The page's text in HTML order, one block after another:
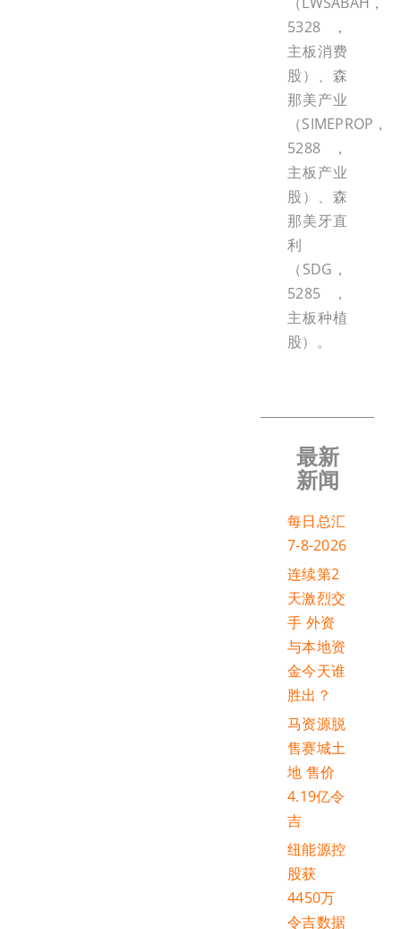
5328，
主板消费
股）、森
那美产业
（SIMEPROP，
5288，
主板产业
股）、森
那美牙直
利
（SDG，
5285，
主板种植
股）。
最新
新闻
每日总汇
7-8-2026
连续第2
天激烈交
手 外资
与本地资
金今天谁
胜出？
马资源脱
售赛城土
地 售价
4.19亿令
吉
纽能源控
股获
4450万
令吉数据